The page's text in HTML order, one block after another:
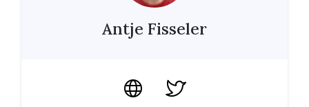
Antje Fisseler
Site Twitter